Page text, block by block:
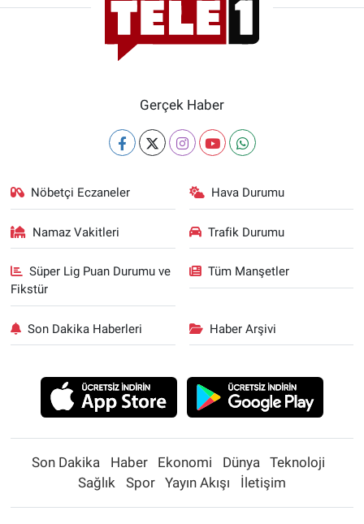
Gerçek Haber
Nöbetçi Eczaneler Hava Durumu
Namaz Vakitleri Trafik Durumu
Süper Lig Puan Durumu ve
Fikstür
Tüm Manşetler
Son Dakika Haberleri Haber Arşivi
Son Dakika Haber Ekonomi Dünya
Teknoloji
Sağlık
Spor Yayın Akışı İletişim